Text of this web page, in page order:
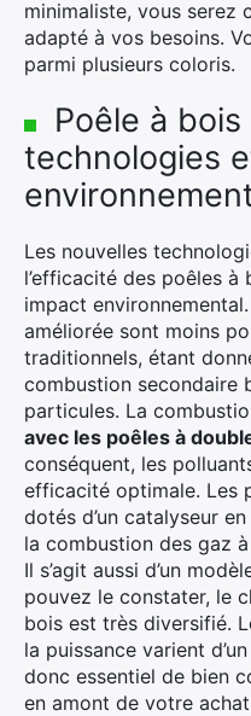
minimaliste, vous serez
adapté à vos besoins.
parmi plusieurs coloris.
Poêle à
technologies
Les nouvelles
l’efficacité des poêles
impact
améliorée sont moins
traditionnels, étant
combustion secondaire
particules. La
avec les poêles à
conséquent, les
efficacité optimale. Les
dotés d’un catalyseur
la combustion des gaz
Il s’agit aussi d’un
pouvez le constater, le
bois est très diversifié.
la puissance varient
donc essentiel de bien
en amont de votre
Rechercher
: